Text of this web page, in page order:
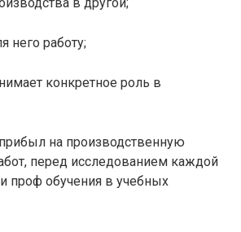
него работу;
конкретное роль в
на производственную
перед исследованием каждой
проф обучения в учебных